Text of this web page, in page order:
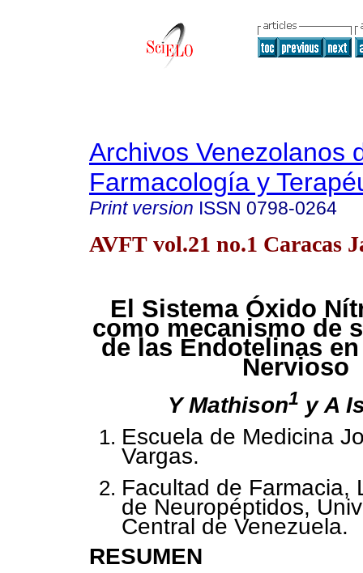
Archivos Venezolanos
Farmacología y
Print version ISSN 0798-0264
AVFT vol.21 no.1 Caracas
El Sistema Óxido
como mecanismo de
de las Endotelinas
Nervioso
Y Mathison1 y A
Escuela de Medicina
Vargas.
Facultad de Farmacia,
de Neuropéptidos,
Central de Venezuela.
RESUMEN